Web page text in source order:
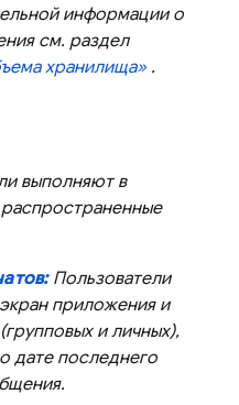
информации о
см. раздел
хранилища» .
выполняют в
Пользователи
приложения и
и личных),
дате последнего